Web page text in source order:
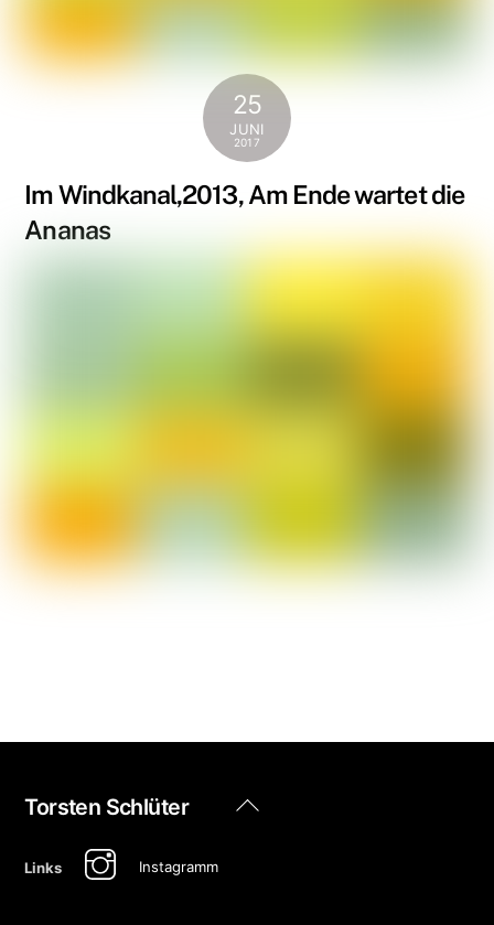
25
JUNI
2017
Im Windkanal,2013, Am Ende wartet die
Ananas
Back
Torsten Schlüter
Links Instagramm